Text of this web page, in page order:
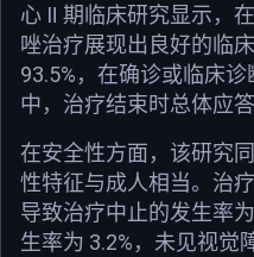
心 Ⅱ 期临床研究显示，
唑治疗展现出良好的临
93.5%，在确诊或临床
中，治疗结束时总体应答
在安全性方面，该研究
性特征与成人相当。治
导致治疗中止的发生率
生率为 3.2%，未见视觉